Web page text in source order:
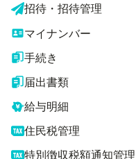
招待・招待管理
マイナンバー
手続き
届出書類
給与明細
住民税管理
特別徴収税額通知管理